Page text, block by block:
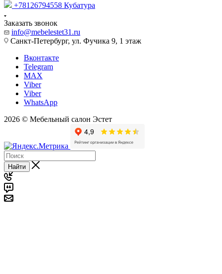
+78126794558 Кубатура
Заказать звонок
info@mebelestet31.ru
Санкт-Петербург, ул. Фучика 9, 1 этаж
Вконтакте
Telegram
MAX
Viber
Viber
WhatsApp
2026 © Мебельный салон Эстет
Найти